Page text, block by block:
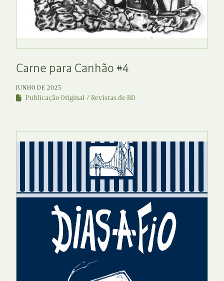
Carne para Canhão #4
JUNHO DE 2025
Publicação Original Revistas de BD